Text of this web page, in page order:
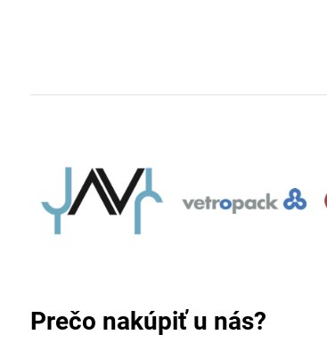
Prečo nakúpiť u nás?